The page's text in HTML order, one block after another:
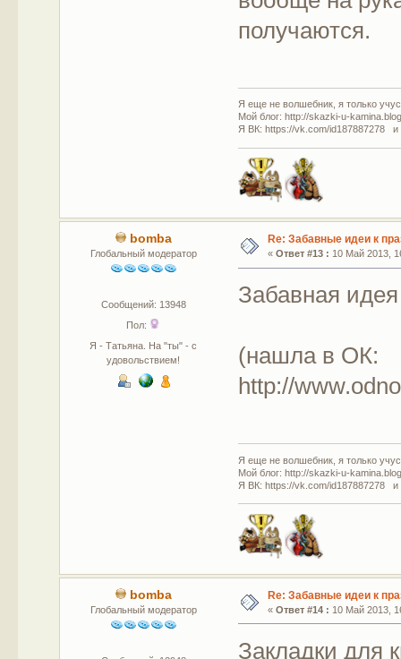
получаются.
Я еще не волшебник, я только
Мой блог: http://skazki-u-
Я ВК: https://vk.com/id187887278 и
bomba
Глобальный модератор
Сообщений: 13948
Пол:
Я - Татьяна. На "ты" - с
удовольствием!
Re: Забавные идеи к
« Ответ #13 : 10 Май 2013,
Забавная
(нашла в ОК:
http://
Я еще не волшебник, я только
Мой блог: http://skazki-u-
Я ВК: https://vk.com/id187887278 и
bomba
Глобальный модератор
Re: Забавные идеи к
« Ответ #14 : 10 Май 2013,
Закладки для